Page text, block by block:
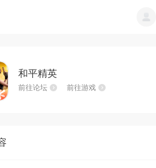
和平精英
前往论坛 前往游戏